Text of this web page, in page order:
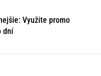
Využite promo
dní